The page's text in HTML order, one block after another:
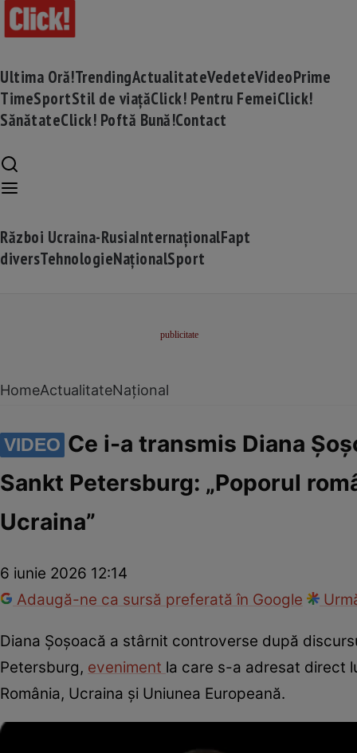
Ultima Oră!TrendingActualitateVedeteVideoPrime
TimeSportStil de viațăClick! Pentru FemeiClick!
SănătateClick! Poftă Bună!Contact
Război Ucraina-RusiaInternaționalFapt
diversTehnologieNaționalSport
HomeActualitateNațional
VIDEO Ce i-a transmis Diana
Sankt Petersburg: „Poporul
Ucraina”
6 iunie 2026 12:14
Adaugă-ne ca sursă preferată în Google
Diana Șoșoacă a stârnit controverse după
Petersburg, eveniment la care s-a adresat direct
România, Ucraina și Uniunea Europeană.